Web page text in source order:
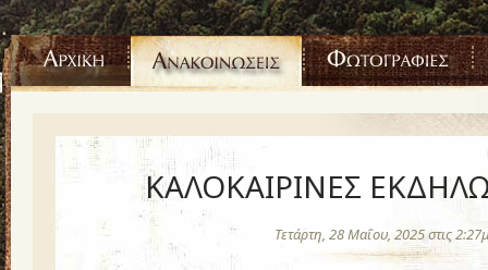
ΚΑΛΟΚΑΙΡΙΝΕΣ
Τετάρτη, 28 Μαΐου, 2025 στις